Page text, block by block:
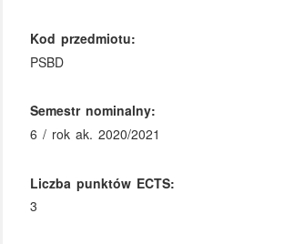
Kod przedmiotu:
PSBD
Semestr nominalny:
6 / rok ak. 2020/2021
Liczba punktów ECTS:
3